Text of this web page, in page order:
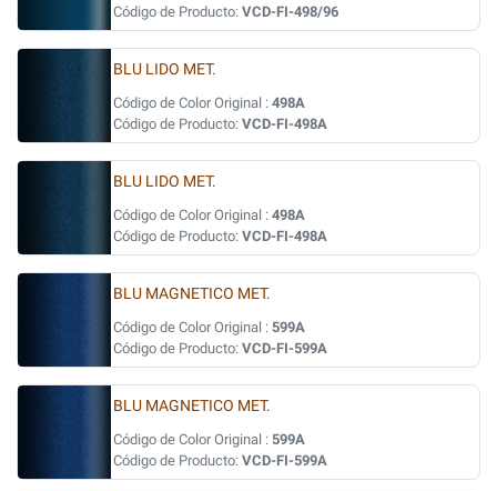
Código de Producto: VCD-FI-498/96
BLU LIDO MET.
Código de Color Original : 498A
Código de Producto: VCD-FI-498A
BLU LIDO MET.
Código de Color Original : 498A
Código de Producto: VCD-FI-498A
BLU MAGNETICO MET.
Código de Color Original : 599A
Código de Producto: VCD-FI-599A
BLU MAGNETICO MET.
Código de Color Original : 599A
Código de Producto: VCD-FI-599A